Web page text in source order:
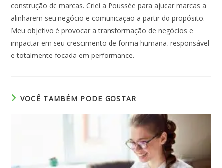
construção de marcas. Criei a Poussée para ajudar marcas a
alinharem seu negócio e comunicação a partir do propósito.
Meu objetivo é provocar a transformação de negócios e
impactar em seu crescimento de forma humana, responsável
e totalmente focada em performance.
VOCÊ TAMBÉM PODE GOSTAR